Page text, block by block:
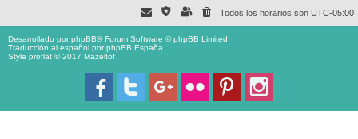
Todos los horarios son UTC-05:00
Desarrollado porphpBB® Forum Software © phpBB Limited
Traducción al español porphpBB España
Style proflat © 2017 Mazeltof